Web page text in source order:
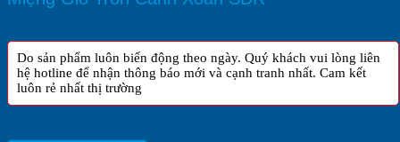
Do sản phẩm luôn biến động theo ngày. Quý khách vui lòng liên
hệ hotline để nhận thông báo mới và cạnh tranh nhất. Cam kết
luôn rẻ nhất thị trường